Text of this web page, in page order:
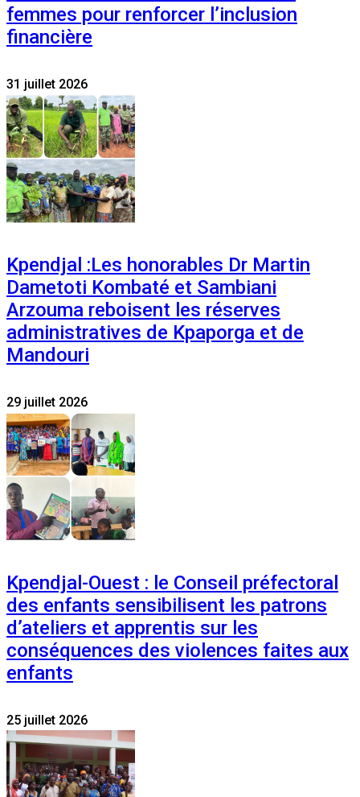
femmes pour renforcer l’inclusion
financière
31 juillet 2026
Kpendjal :Les honorables Dr Martin
Dametoti Kombaté et Sambiani
Arzouma reboisent les réserves
administratives de Kpaporga et de
Mandouri
29 juillet 2026
Kpendjal-Ouest : le Conseil préfectoral
des enfants sensibilisent les patrons
d’ateliers et apprentis sur les
conséquences des violences faites aux
enfants
25 juillet 2026